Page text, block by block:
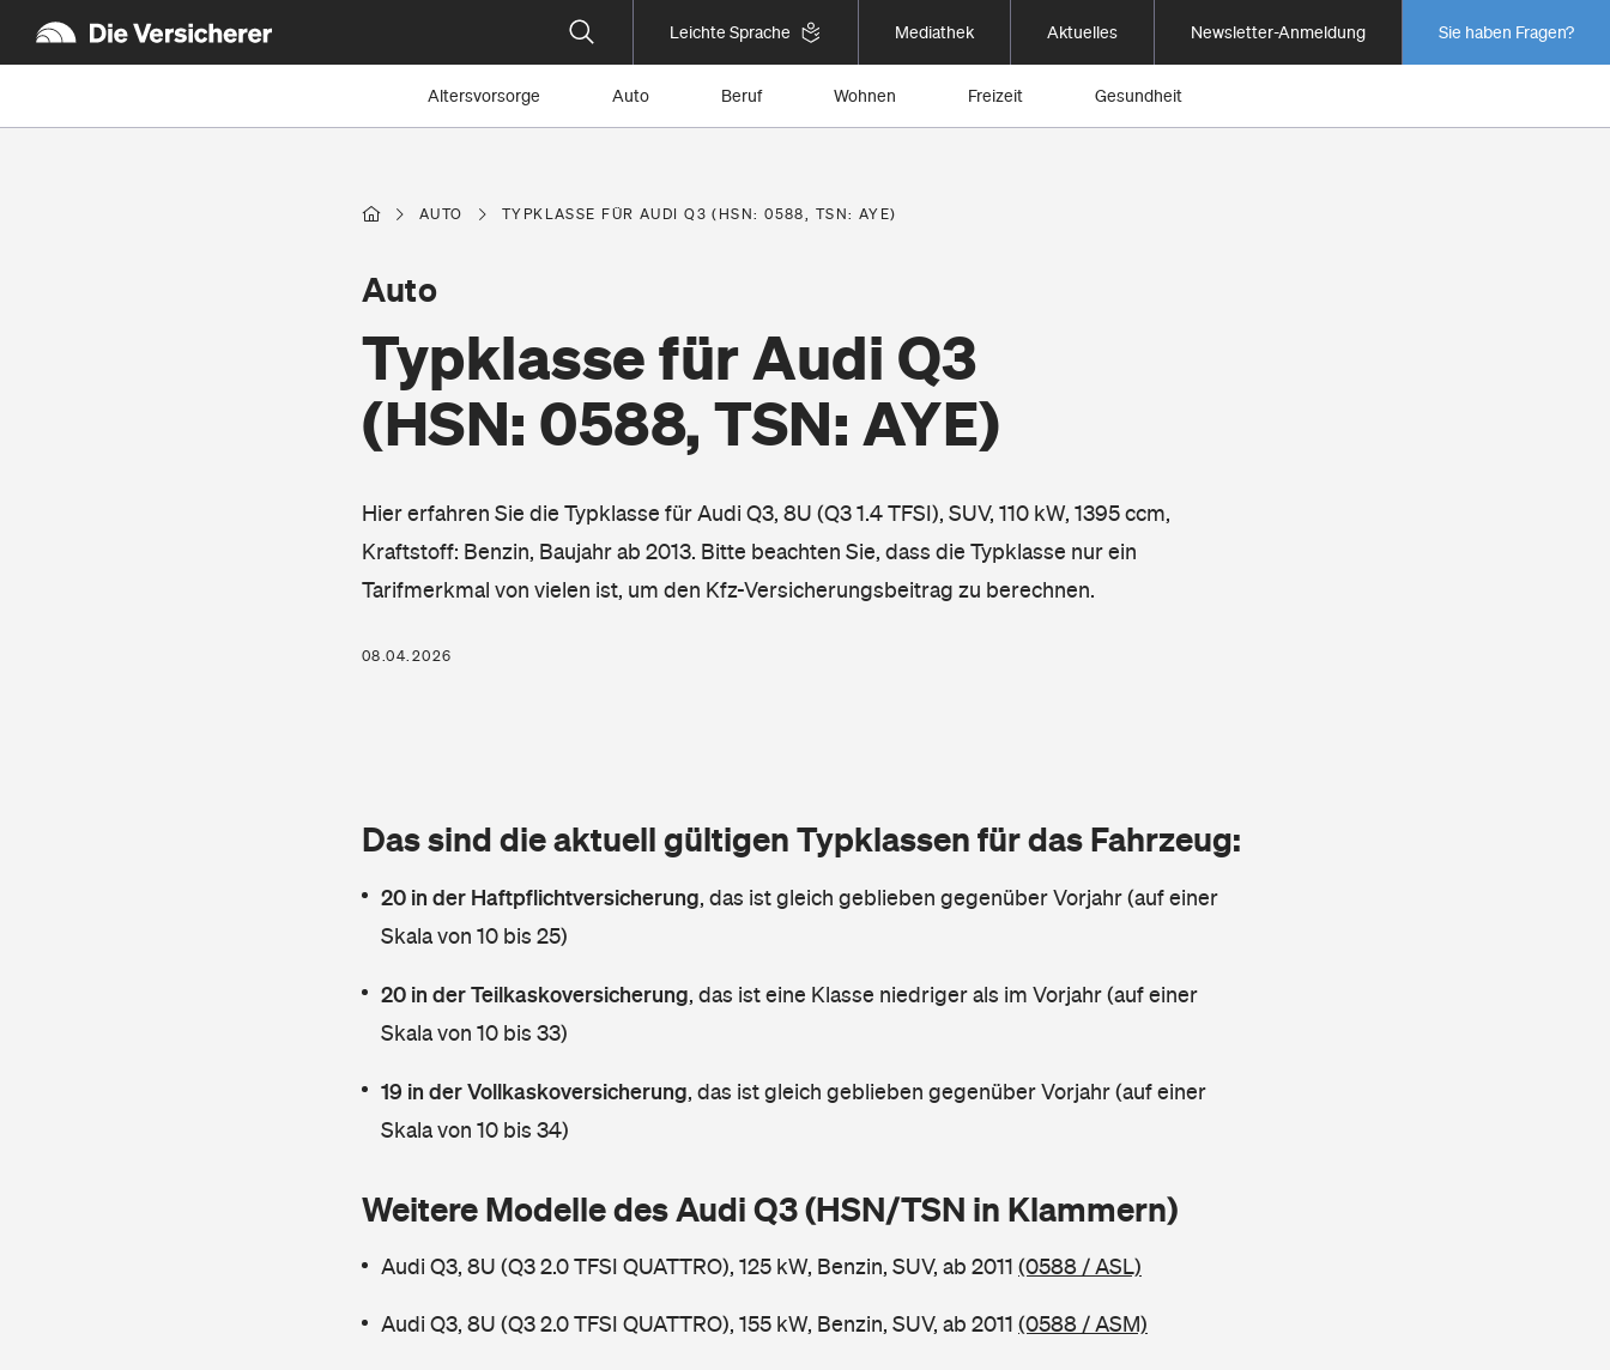
Leichte Sprache Mediathek Aktuelles Newsletter-Anmeldung Sie haben Fragen?
Altersvorsorge Auto Beruf Wohnen Freizeit Gesundheit
AUTO TYPKLASSE FÜR AUDI Q3 (HSN: 0588, TSN: AYE)
Typklasse für Audi Q3
(HSN: 0588, TSN: AYE)
Auto
Hier erfahren Sie die Typklasse für Audi Q3, 8U (Q3 1.4 TFSI), SUV, 110 kW, 1395 ccm,
Kraftstoff: Benzin, Baujahr ab 2013. Bitte beachten Sie, dass die Typklasse nur ein
Tarifmerkmal von vielen ist, um den Kfz-Versicherungsbeitrag zu berechnen.
08.04.2026
Das sind die aktuell gültigen Typklassen für das Fahrzeug:
20 in der Haftpflichtversicherung, das ist gleich geblieben gegenüber Vorjahr (auf einer
Skala von 10 bis 25)
20 in der Teilkaskoversicherung, das ist eine Klasse niedriger als im Vorjahr (auf einer
Skala von 10 bis 33)
19 in der Vollkaskoversicherung, das ist gleich geblieben gegenüber Vorjahr (auf einer
Skala von 10 bis 34)
Weitere Modelle des Audi Q3 (HSN/TSN in Klammern)
Audi Q3, 8U (Q3 2.0 TFSI QUATTRO), 125 kW, Benzin, SUV, ab 2011 (0588 / ASL)
Audi Q3, 8U (Q3 2.0 TFSI QUATTRO), 155 kW, Benzin, SUV, ab 2011 (0588 / ASM)